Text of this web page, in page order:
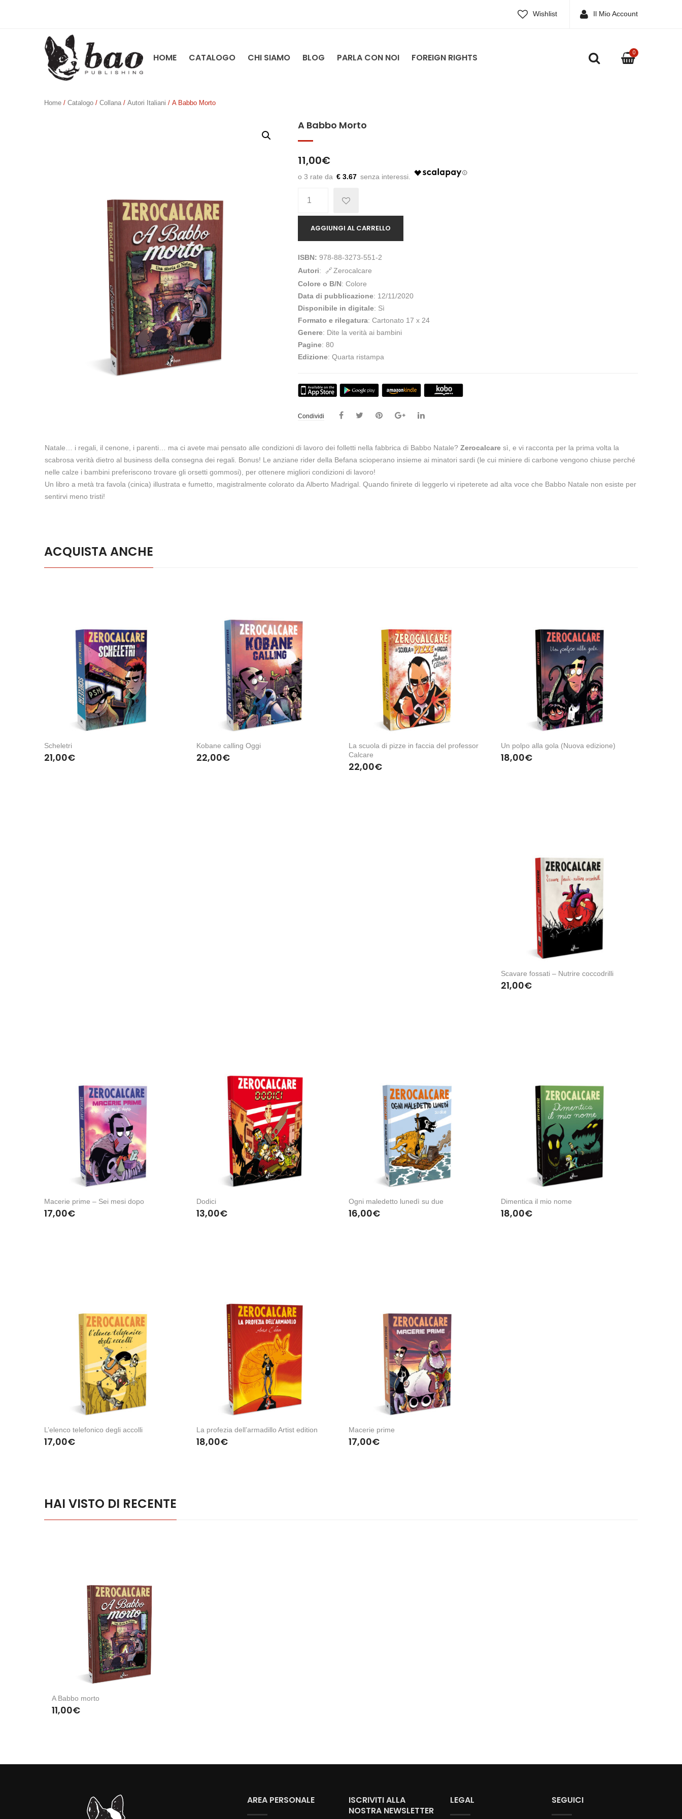
Wishlist Il Mio Account
HOME CATALOGO CHI SIAMO BLOG PARLA CON NOI FOREIGN RIGHTS 0
Home / Catalogo / Collana / Autori Italiani / A Babbo Morto
A Babbo Morto
11,00€
€ 3.67
AGGIUNGI AL CARRELLO
ISBN: 978-88-3273-551-2
Autori:
Zerocalcare
Colore o B/N: Colore
Data di pubblicazione: 12/11/2020
Disponibile in digitale: Sì
Formato e rilegatura: Cartonato 17 x 24
Genere: Dite la verità ai bambini
Pagine: 80
Edizione: Quarta ristampa
Condividi
Natale… i regali, il cenone, i parenti… ma ci avete mai pensato alle condizioni di lavoro dei folletti nella fabbrica di Babbo Natale? Zerocalcare sì, e vi racconta per la prima volta la
scabrosa verità dietro al business della consegna dei regali. Bonus! Le anziane rider della Befana scioperano insieme ai minatori sardi (le cui miniere di carbone vengono chiuse perché
nelle calze i bambini preferiscono trovare gli orsetti gommosi), per ottenere migliori condizioni di lavoro!
Un libro a metà tra favola (cinica) illustrata e fumetto, magistralmente colorato da Alberto Madrigal. Quando finirete di leggerlo vi ripeterete ad alta voce che Babbo Natale non esiste per
sentirvi meno tristi!
ACQUISTA ANCHE
Scheletri
21,00€
Kobane calling Oggi
22,00€
La scuola di pizze in faccia del professor
Calcare
22,00€
Un polpo alla gola (Nuova edizione)
18,00€
Scavare fossati – Nutrire coccodrilli
21,00€
Macerie prime – Sei mesi dopo
17,00€
Dodici
13,00€
Ogni maledetto lunedì su due
16,00€
Dimentica il mio nome
18,00€
L’elenco telefonico degli accolli
17,00€
La profezia dell’armadillo Artist edition
18,00€
Macerie prime
17,00€
HAI VISTO DI RECENTE
A Babbo morto
11,00€
AREA PERSONALE
ISCRIVITI ALLA
NOSTRA NEWSLETTER
LEGAL SEGUICI